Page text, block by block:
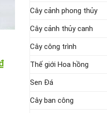
Giá
Cây cảnh phong thủy
Cây cảnh thủy canh
Cây công trình
Thế giới Hoa hồng
Sen Đá
Cây ban công